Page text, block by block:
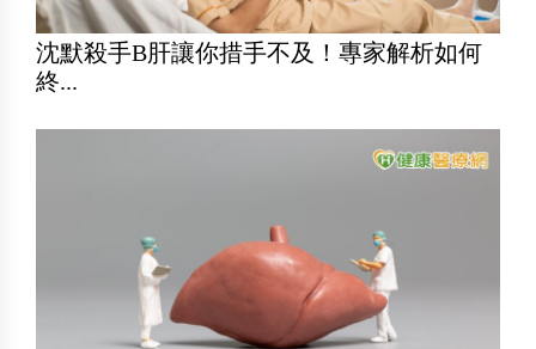
沈默殺手B肝讓你措手不及！專家解析如何
終...